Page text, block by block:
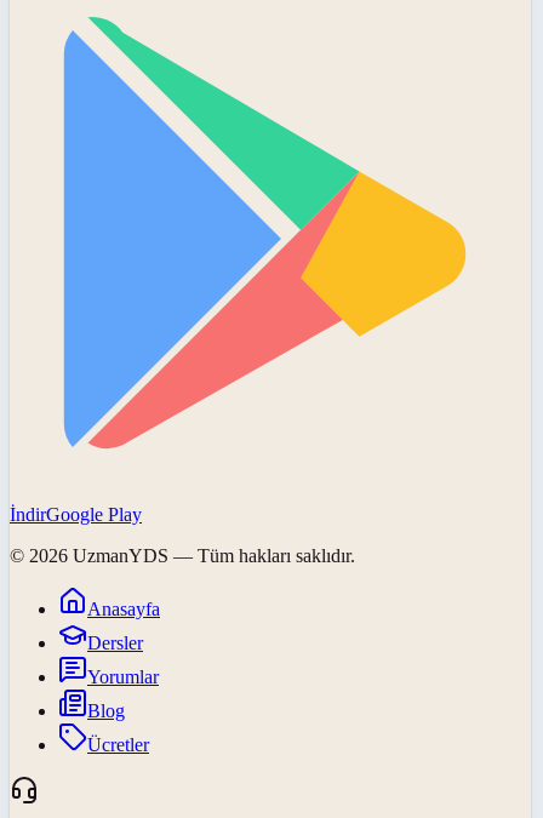
İndirGoogle Play
© 2026 UzmanYDS — Tüm hakları saklıdır.
Anasayfa
Dersler
Yorumlar
Blog
Ücretler